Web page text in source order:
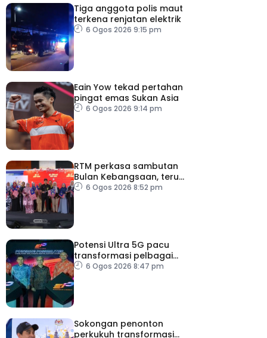
Tiga anggota polis maut
terkena renjatan elektrik
6 Ogos 2026 9:15 pm
Eain Yow tekad pertahan
pingat emas Sukan Asia
6 Ogos 2026 9:14 pm
RTM perkasa sambutan
Bulan Kebangsaan, terus
dekati rakyat
6 Ogos 2026 8:52 pm
Potensi Ultra 5G pacu
transformasi pelbagai
sektor utama
6 Ogos 2026 8:47 pm
Sokongan penonton
perkukuh transformasi